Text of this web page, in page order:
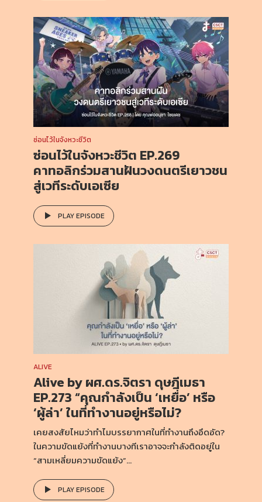
ซ่อนไว้ในจังหวะชีวิต
ซ่อนไว้ในจังหวะชีวิต EP.269
คาทอลิกร่วมสานฝันวงดนตรีเยาวชน
สู่เวทีระดับเอเซีย
PLAY EPISODE
ALIVE
Alive by ผศ.ดร.จิตรา ดุษฎีเมธา
EP.273 “คุณกำลังเป็น ‘เหยื่อ’ หรือ
‘ผู้ล่า’ ในที่ทำงานอยู่หรือไม่?
เคยสงสัยไหมว่าทำไมบรรยากาศในที่ทำงานถึงอึดอัด?
ในความขัดแย้งที่ทำงานบางทีเราอาจจะกำลังติดอยู่ใน
“สามเหลี่ยมความขัดแย้ง”...
PLAY EPISODE